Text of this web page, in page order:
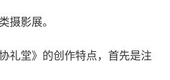
摄影展。
礼堂》的创作特点，首先是注